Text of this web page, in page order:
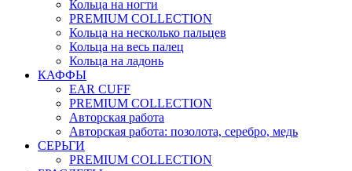
Кольца на ногти
PREMIUM COLLECTION
Кольца на несколько пальцев
Кольца на весь палец
Кольца на ладонь
КАФФЫ
EAR CUFF
PREMIUM COLLECTION
Авторская работа
Авторская работа: позолота, серебро, медь
СЕРЬГИ
PREMIUM COLLECTION